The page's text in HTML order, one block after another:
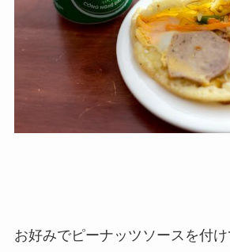
お好みでピーナッツソースを付